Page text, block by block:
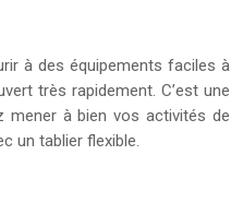
à des équipements faciles à
très rapidement. C’est une
à bien vos activités de
un tablier flexible.